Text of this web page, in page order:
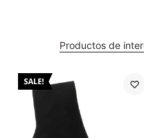
Productos de